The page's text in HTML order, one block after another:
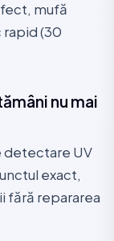
mufă
(30
nu mai
detectare UV
exact,
fără repararea